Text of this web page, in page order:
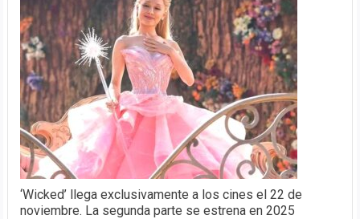
‘Wicked’ llega exclusivamente a los cines el 22 de
noviembre. La segunda parte se estrena en 2025